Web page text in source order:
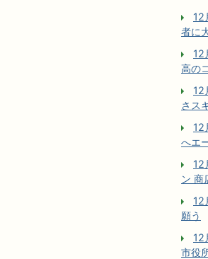
12
者に
12
高の
12
さス
12
へエ
12
ン 商
12
願う
12
市役